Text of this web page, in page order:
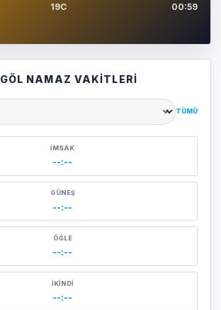
19C 00:59
NAMAZ VAKITLERI
TÜMÜ
İMSAK
--:--
GÜNEŞ
--:--
ÖĞLE
--:--
İKINDI
--:--